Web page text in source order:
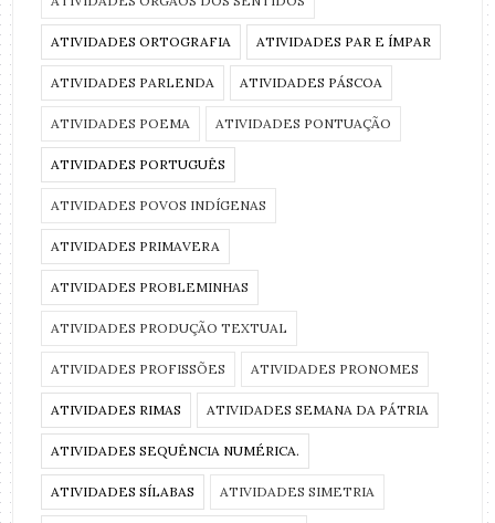
ATIVIDADES ORTOGRAFIA ATIVIDADES PAR E ÍMPAR
ATIVIDADES PARLENDA ATIVIDADES PÁSCOA
ATIVIDADES POEMA ATIVIDADES PONTUAÇÃO
ATIVIDADES PORTUGUÊS
ATIVIDADES POVOS INDÍGENAS
ATIVIDADES PRIMAVERA
ATIVIDADES PROBLEMINHAS
ATIVIDADES PRODUÇÃO TEXTUAL
ATIVIDADES PROFISSÕES ATIVIDADES PRONOMES
ATIVIDADES RIMAS ATIVIDADES SEMANA DA PÁTRIA
ATIVIDADES SEQUÊNCIA NUMÉRICA.
ATIVIDADES SÍLABAS ATIVIDADES SIMETRIA